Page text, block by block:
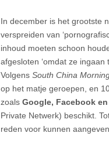
In december is het grootste
verspreiden van
inhoud moeten schoon
afgesloten ‘omdat ze ingaan
Volgens South China
op het matje geroepen, en
zoals Google, Facebook
Private Netwerk) beschikt.
reden voor kunnen aangeven.